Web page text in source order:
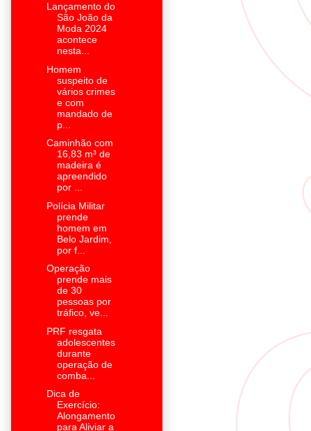
Lançamento do
São João da
Moda 2024
acontece
nesta...
Homem
suspeito de
vários crimes
e com
mandado de
p...
Caminhão com
16,83 m³ de
madeira é
apreendido
por ...
Polícia Militar
prende
homem em
Belo Jardim,
por f...
Operação
prende mais
de 30
pessoas por
tráfico, ve...
PRF resgata
adolescentes
durante
operação de
comba...
Dica de
Exercício:
Alongamento
para Aliviar a